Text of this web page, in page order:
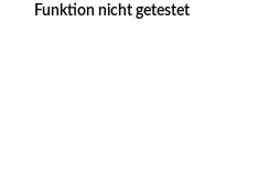
Funktion nicht getestet